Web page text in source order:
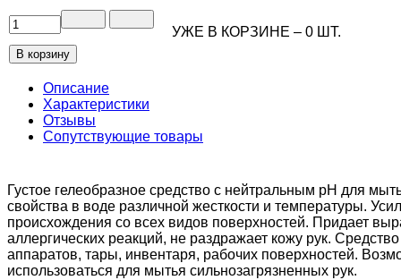
УЖЕ В КОРЗИНЕ – 0 ШТ.
Описание
Характеристики
Отзывы
Сопутствующие товары
Густое гелеобразное средство с нейтральным pH для
свойства в воде различной жесткости и температуры.
происхождения со всех видов поверхностей. Придает
аллергических реакций, не раздражает кожу рук.
аппаратов, тары, инвентаря, рабочих поверхностей.
использоваться для мытья сильнозагрязненных рук.